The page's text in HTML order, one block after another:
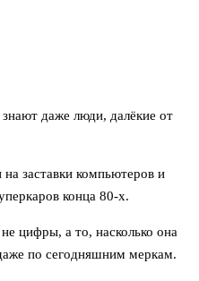
даже люди, далёкие от
на заставки компьютеров и
конца 80-х.
цифры, а то, насколько она
по сегодняшним меркам.